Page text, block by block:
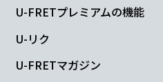
U-FRETプレミアムの機能
U-リク
U-FRETマガジン